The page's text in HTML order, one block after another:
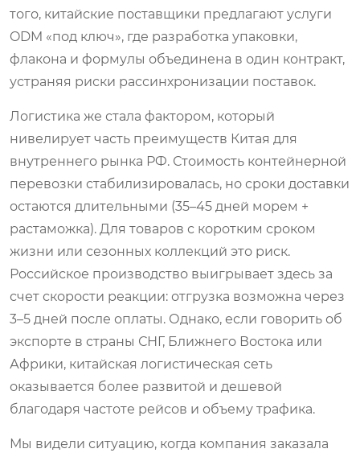
того, китайские поставщики предлагают услуги
ODM «под ключ», где разработка упаковки,
флакона и формулы объединена в один контракт,
устраняя риски рассинхронизации поставок.
Логистика же стала фактором, который
нивелирует часть преимуществ Китая для
внутреннего рынка РФ. Стоимость контейнерной
перевозки стабилизировалась, но сроки доставки
остаются длительными (35–45 дней морем +
растаможка). Для товаров с коротким сроком
жизни или сезонных коллекций это риск.
Российское производство выигрывает здесь за
счет скорости реакции: отгрузка возможна через
3–5 дней после оплаты. Однако, если говорить об
экспорте в страны СНГ, Ближнего Востока или
Африки, китайская логистическая сеть
оказывается более развитой и дешевой
благодаря частоте рейсов и объему трафика.
Мы видели ситуацию, когда компания заказала